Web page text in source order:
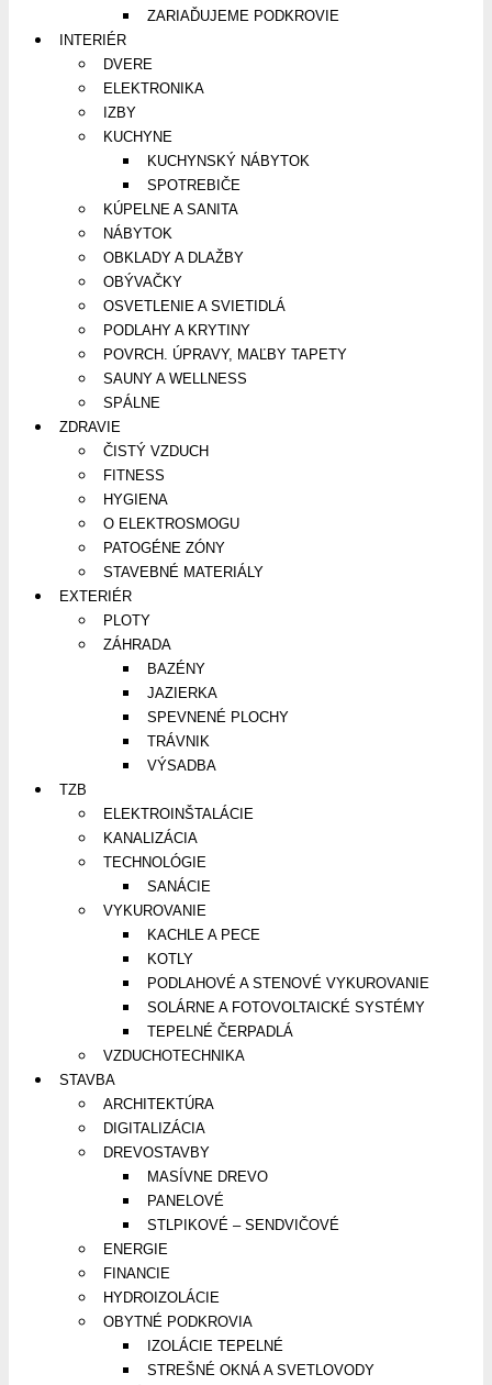
ZARIAĎUJEME PODKROVIE
INTERIÉR
DVERE
ELEKTRONIKA
IZBY
KUCHYNE
KUCHYNSKÝ NÁBYTOK
SPOTREBIČE
KÚPELNE A SANITA
NÁBYTOK
OBKLADY A DLAŽBY
OBÝVAČKY
OSVETLENIE A SVIETIDLÁ
PODLAHY A KRYTINY
POVRCH. ÚPRAVY, MAĽBY TAPETY
SAUNY A WELLNESS
SPÁLNE
ZDRAVIE
ČISTÝ VZDUCH
FITNESS
HYGIENA
O ELEKTROSMOGU
PATOGÉNE ZÓNY
STAVEBNÉ MATERIÁLY
EXTERIÉR
PLOTY
ZÁHRADA
BAZÉNY
JAZIERKA
SPEVNENÉ PLOCHY
TRÁVNIK
VÝSADBA
TZB
ELEKTROINŠTALÁCIE
KANALIZÁCIA
TECHNOLÓGIE
SANÁCIE
VYKUROVANIE
KACHLE A PECE
KOTLY
PODLAHOVÉ A STENOVÉ VYKUROVANIE
SOLÁRNE A FOTOVOLTAICKÉ SYSTÉMY
TEPELNÉ ČERPADLÁ
VZDUCHOTECHNIKA
STAVBA
ARCHITEKTÚRA
DIGITALIZÁCIA
DREVOSTAVBY
MASÍVNE DREVO
PANELOVÉ
STLPIKOVÉ – SENDVIČOVÉ
ENERGIE
FINANCIE
HYDROIZOLÁCIE
OBYTNÉ PODKROVIA
IZOLÁCIE TEPELNÉ
STREŠNÉ OKNÁ A SVETLOVODY